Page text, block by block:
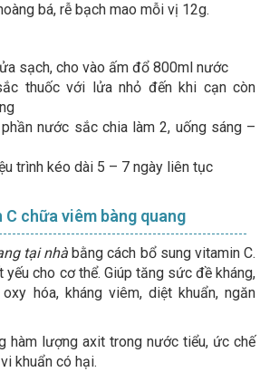
bá, rễ bạch mao mỗi vị 12g.
sạch, cho vào ấm đổ 800ml nước
thuốc với lửa nhỏ đến khi cạn còn
nước sắc chia làm 2, uống sáng –
trình kéo dài 5 – 7 ngày liên tục
chữa viêm bàng quang
tại nhà bằng cách bổ sung vitamin C.
cho cơ thể. Giúp tăng sức đề kháng,
hóa, kháng viêm, diệt khuẩn, ngăn
hàm lượng axit trong nước tiểu, ức chế
khuẩn có hại.